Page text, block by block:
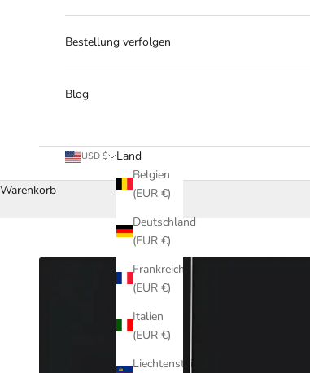
Bestellung verfolgen
Blog
USD $
Land
Belgien
(EUR €)
Deutschland
(EUR €)
Frankreich
(EUR €)
Italien
(EUR €)
Liechtenstein
Warenkorb